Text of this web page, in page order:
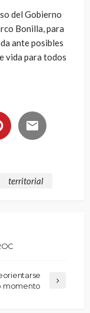
del Gobierno
Bonilla, para
ante posibles
vida para todos
territorial
momento